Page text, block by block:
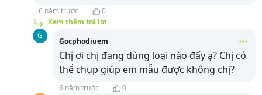
6 năm trước
0
Xem thêm trả lời
G
Gocphodiuem
Chị ơi chị đang dùng loại nào đấy ạ? Chị có
thể chụp giúp em mẫu được không chị?
6 năm trước
0